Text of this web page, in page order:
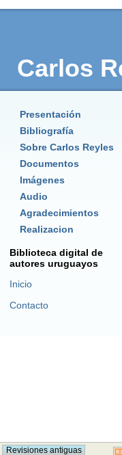
Carlos
Presentación
Bibliografía
Sobre Carlos Reyles
Documentos
Imágenes
Audio
Agradecimientos
Realizacion
Biblioteca digital de
autores uruguayos
Inicio
Contacto